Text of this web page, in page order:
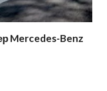
Mercedes-Benz